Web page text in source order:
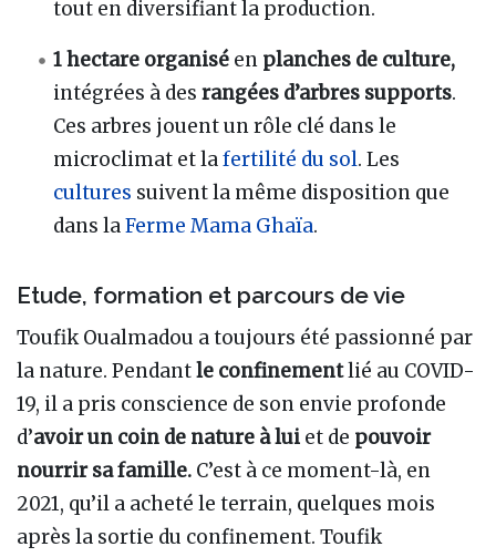
tout en diversifiant la production.
1 hectare organisé en planches de culture,
intégrées à desrangées d’arbres supports.
Ces arbres jouent un rôle clé dans le
microclimat et lafertilité du sol. Les
cultures suivent la même disposition que
dans laFerme Mama Ghaïa.
Etude, formation et parcours de vie
Toufik Oualmadou a toujours été passionné par
la nature. Pendantle confinementlié au COVID-
19, il a pris conscience de son envie profonde
d’avoir un coin de nature à lui et de pouvoir
nourrir sa famille. C’est à ce moment-là, en
2021, qu’il a acheté le terrain, quelques mois
après la sortie du confinement. Toufik